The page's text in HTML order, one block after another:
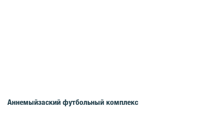
Аннемыйзаский футбольный комплекс